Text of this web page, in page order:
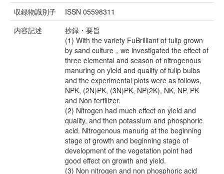
収録物識別子
ISSN 05598311
内容記述
抄録・要旨
(1) With the variety FuBrilliant of tulip grown
by sand culture，we investigated the effect of
three elemental and season of nitrogenous
manuring on yield and quality of tulip bulbs
and the experimental plots were as follows,
NPK, (2N)PK, (3N)PK, NP(2K), NK, NP, PK
and Non fertilizer.
(2) Nitrogen had much effect on yield and
quality, and then potassium and phosphoric
acid. Nitrogenous manurig at the beginning
stage of growth and beginning stage of
development of the vegetation point had
good effect on growth and yield.
(3) Non nitrogen and non phosphoric acid